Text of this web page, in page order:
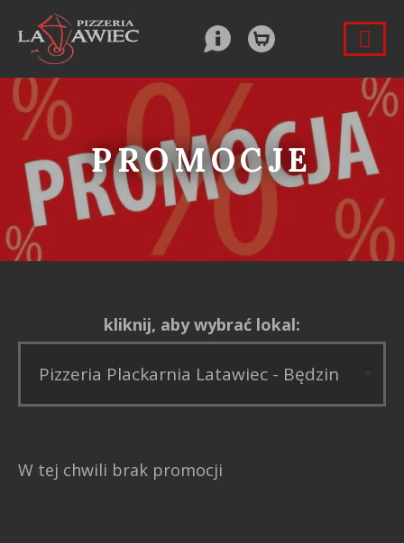
PROMOCJE
kliknij, aby wybrać lokal:
W tej chwili brak promocji